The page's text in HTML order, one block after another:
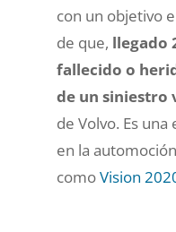
con un objetivo
de que, llegado
fallecido o
de un siniestro
de Volvo. Es
en la
comoVision